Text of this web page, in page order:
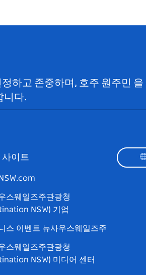
하고 존중하며, 호주 원주민 을
니다.
사이트
스웨일즈주관광청
NSW) 기업
스 이벤트 뉴사우스웨일즈주
스웨일즈주관광청
NSW) 미디어 센터